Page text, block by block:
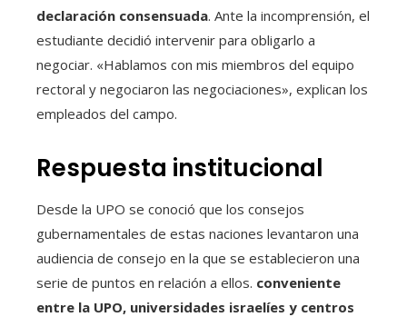
declaración consensuada. Ante la incomprensión, el
estudiante decidió intervenir para obligarlo a
negociar. «Hablamos con mis miembros del equipo
rectoral y negociaron las negociaciones», explican los
empleados del campo.
Respuesta institucional
Desde la UPO se conoció que los consejos
gubernamentales de estas naciones levantaron una
audiencia de consejo en la que se establecieron una
serie de puntos en relación a ellos. conveniente
entre la UPO, universidades israelíes y centros